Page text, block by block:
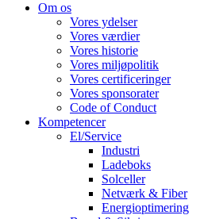
Om os
Vores ydelser
Vores værdier
Vores historie
Vores miljøpolitik
Vores certificeringer
Vores sponsorater
Code of Conduct
Kompetencer
El/Service
Industri
Ladeboks
Solceller
Netværk & Fiber
Energioptimering